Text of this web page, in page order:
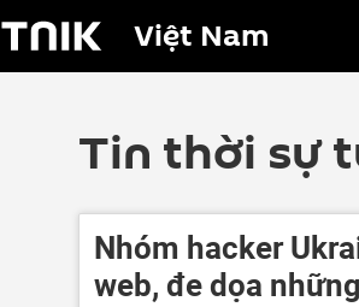
Việt Nam
Tin thời sự
Nhóm hacker
web, đe dọa